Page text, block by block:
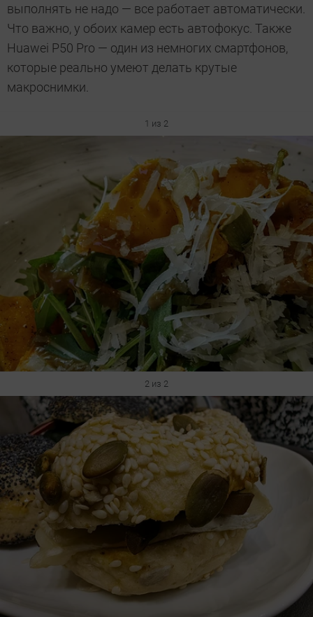
выполнять не надо — все работает автоматически.
Что важно, у обоих камер есть автофокус. Также
Huawei P50 Pro — один из немногих смартфонов,
которые реально умеют делать крутые
макроснимки.
1 из 2
2 из 2